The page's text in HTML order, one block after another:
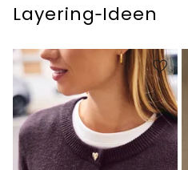
Layering‑Ideen